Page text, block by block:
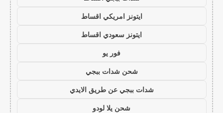
ايتونز امريكي اقساط
ايتونز سعودي اقساط
فور يو
شحن شدات ببجي
شدات ببجي عن طريق الايدي
شحن يلا لودو